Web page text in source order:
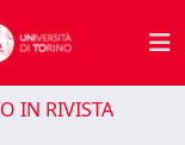
IN RIVISTA